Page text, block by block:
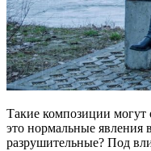
Такие композиции могут
это нормальные явления
разрушительные? Под